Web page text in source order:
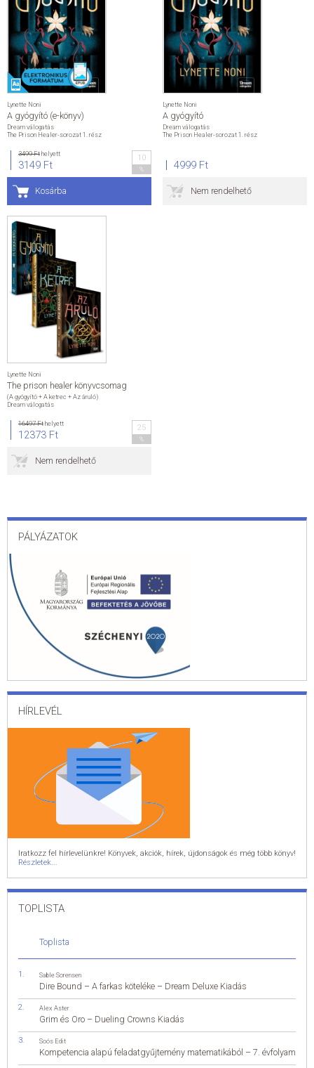
Lynette Noni
A gyógyító (e-könyv)
Dream válogatás
The Prison Healer-sorozat 1. rész
3499 Fthelyett
3149 Ft
10
Kosárba
Lynette Noni
A gyógyító
Dream válogatás
The Prison Healer-sorozat 1. rész
4999 Ft
Nem rendelhető
Lynette Noni
The prison healer könyvcsomag
(A gyógyító + A ketrec + Az áruló)
Dream válogatás
16497 Fthelyett
12373 Ft
25
Nem rendelhető
PÁLYÁZATOK
HÍRLEVÉL
Iratkozz fel hírlevelünkre! Könyvek, akciók, hírek, újdonságok és még több könyv!
Részletek...
TOPLISTA
Toplista
Sable Sorensen
Dire Bound – A farkas köteléke – Dream Deluxe Kiadás
Alex Aster
Grim és Oro – Dueling Crowns Kiadás
Soós Edit
Kompetencia alapú feladatgyűjtemény matematikából – 7. évfolyam